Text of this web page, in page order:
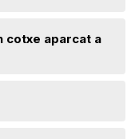
cotxe aparcat a